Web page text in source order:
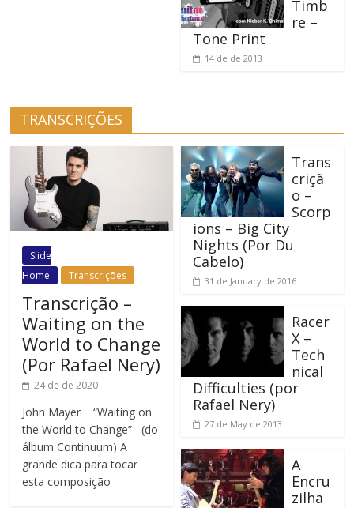
Timb
re –
Tone Print
14 de de 2013
TRANSCRIÇÕES
Slide
Home
Transcrições
Transcrição –
Waiting on the
World to Change
(Por Rafael Nery)
24 de de 2020
John Mayer “Waiting on
the World to Change” (do
álbum Continuum) A
grande dica para tocar
esta composição
Trans
criçã
o –
Scorp
ions – Big City
Nights (Por Du
Cabelo)
31 de January de 2016
Racer
X –
Tech
nical
Difficulties (por
Rafael Nery)
27 de May de 2013
A
Encru
zilha